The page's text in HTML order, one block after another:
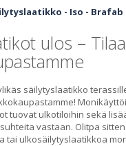
- Iso - Brafab
ulos –
säilytyslaatikko
tuovat ulkotiloihin sekä
vastaan. Olitpa
tai ulkosäilytyslaatikkoa